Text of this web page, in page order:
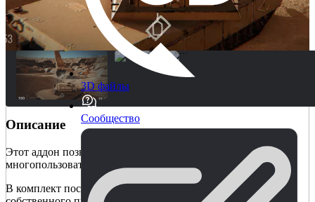
3D файлы
Сообщество
Описание
Этот аддон позволяет вам добавлять танки в ваш
многопользовательский шутер.
В комплект поставки входит танковый контроллер